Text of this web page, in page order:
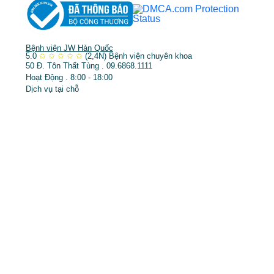
Bệnh viện JW Hàn Quốc
5.0 ✩ ✩ ✩ ✩ ✩ (2,4N) Bệnh viện chuyên khoa
50 Đ. Tôn Thất Tùng . 09.6868.1111
Hoạt Động . 8:00 - 18:00
Dịch vụ tại chỗ